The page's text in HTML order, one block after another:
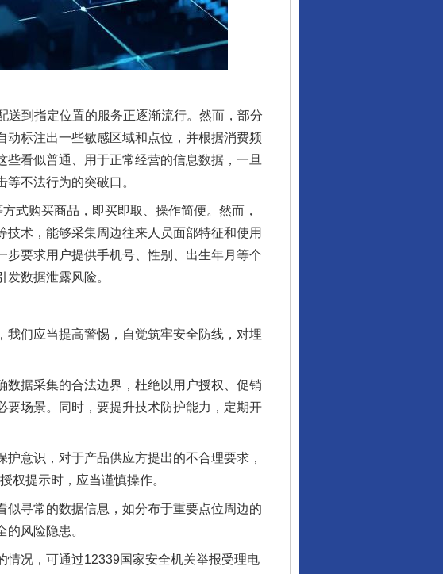
到指定位置的服务正逐渐流行。然而，部分
标注出一些敏感区域和点位，并根据消费频
看似普通、用于正常经营的信息数据，一旦
不法行为的突破口。
购买商品，即买即取、操作简便。然而，
术，能够采集周边往来人员面部特征和使用
要求用户提供手机号、性别、出生年月等个
数据泄露风险。
们应当提高警惕，自觉筑牢安全防线，对埋
据采集的合法边界，杜绝以用户授权、促销
场景。同时，要提升技术防护能力，定期开
识，对于产品供应方提出的不合理要求，
权提示时，应当谨慎操作。
寻常的数据信息，如分布于重要点位周边的
风险隐患。
况，可通过12339国家安全机关举报受理电